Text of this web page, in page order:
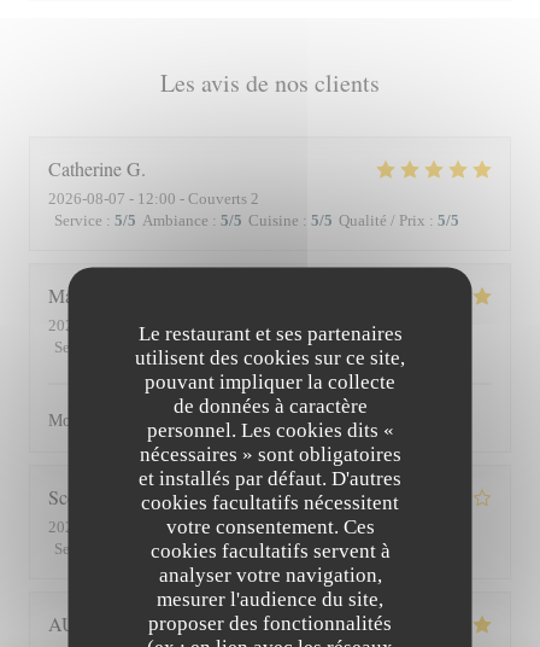
Le restaurant et ses partenaires
utilisent des cookies sur ce site,
pouvant impliquer la collecte
de données à caractère
personnel. Les cookies dits «
nécessaires » sont obligatoires
et installés par défaut. D'autres
cookies facultatifs nécessitent
votre consentement. Ces
cookies facultatifs servent à
analyser votre navigation,
mesurer l'audience du site,
proposer des fonctionnalités
Les avis de nos clients
CatherineG
2026-08-07 - 12:00 - Couverts 2
Service : 5/5 Ambiance : 5/5 Cuisine : 5/5 Qualité / Prix : 5/5
Matthieu
2026-08-01
- 19:30 - Couverts 2
Service
Ambiance : Cuisine 5 Qualité / Prix
Moment superbe, du service à l’assiette !
Scott
2026-07-30
- 19:45 - Couverts 3
Service
Ambiance: 3/5 Cuisine: 4/5 Qualité / Prix
AUDE